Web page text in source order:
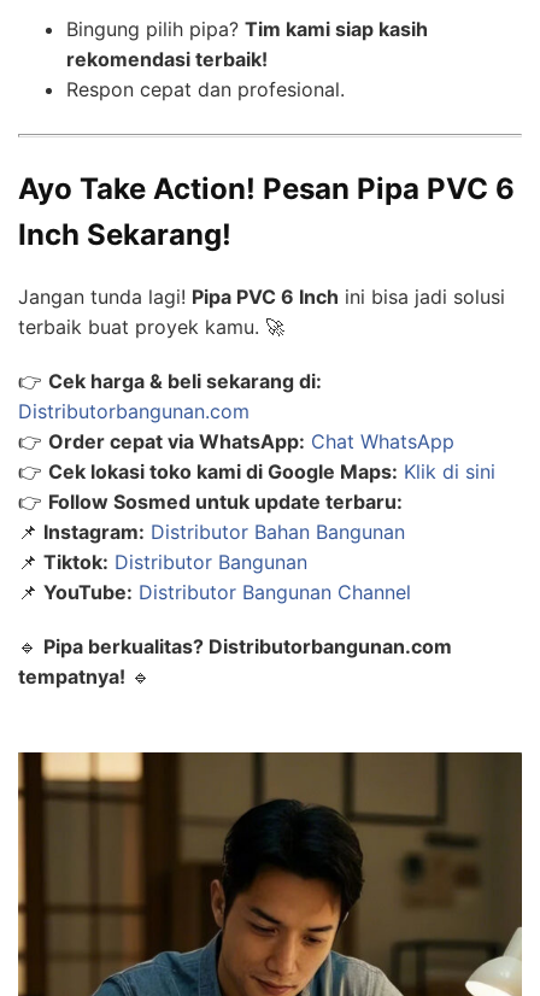
Bingung pilih pipa? Tim kami siap kasih
rekomendasi terbaik!
Respon cepat dan profesional.
Ayo Take Action! Pesan Pipa PVC 6
Inch Sekarang!
Jangan tunda lagi! Pipa PVC 6 Inch ini bisa jadi solusi
terbaik buat proyek kamu. 🚀
👉 Cek harga & beli sekarang di:
Distributorbangunan.com
👉 Order cepat via WhatsApp: Chat WhatsApp
👉 Cek lokasi toko kami di Google Maps: Klik di sini
👉 Follow Sosmed untuk update terbaru:
📌 Instagram: Distributor Bahan Bangunan
📌 Tiktok: Distributor Bangunan
📌 YouTube: Distributor Bangunan Channel
🔹 Pipa berkualitas? Distributorbangunan.com
tempatnya! 🔹